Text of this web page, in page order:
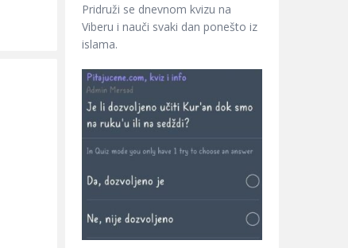
Pridruži se dnevnom kvizu na
Viberu i nauči svaki dan ponešto iz
islama.